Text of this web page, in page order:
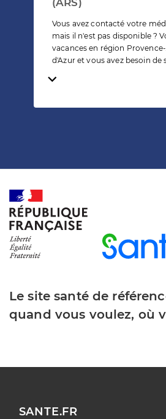
Vous avez contacté votre
mais il n'est pas disponible ?
vacances en région
d'Azur et vous avez besoin de
Temps de lecture
Le site santé de
quand vous voulez, où
SANTE.FR